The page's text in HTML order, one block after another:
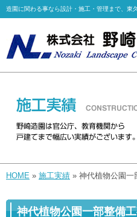
造園に関わる事なら設計・施工・管理まで、東
HOME » 施工実績 » 神代植物公園
神代植物公園一部整備